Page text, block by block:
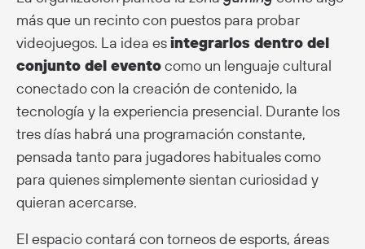
más que un recinto con puestos para probar
videojuegos. La idea esintegrarlos dentro del
conjunto del eventocomo un lenguaje cultural
conectado con la creación de contenido, la
tecnología y la experiencia presencial. Durante los
tres días habrá una programación constante,
pensada tanto para jugadores habituales como
para quienes simplemente sientan curiosidad y
quieran acercarse.
El espacio contará con torneos de esports, áreas